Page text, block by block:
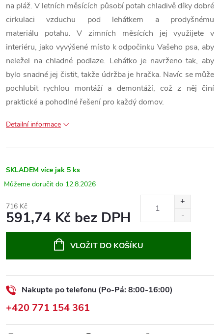
na pláž. V letních měsících působí potah chladivě díky dobré
cirkulaci vzduchu pod lehátkem a prodyšnému
materiálu potahu. V zimních měsících jej využijete v
interiéru, jako vyvýšené místo k odpočinku Vašeho psa, aby
neležel na chladné podlaze. Lehátko je navrženo tak, aby
bylo snadné jej čistit, takže údržba je hračka. Navíc se může
pochlubit rychlou montáží a demontáží, což z něj činí
praktické a pohodlné řešení pro každý domov.
Detailní informace
SKLADEM více jak 5 ks
12.8.2026
716 Kč
591,74 Kč bez DPH
VLOŽIT DO KOŠÍKU
Nakupte po telefonu (Po-Pá: 8:00-16:00)
+420 771 154 361